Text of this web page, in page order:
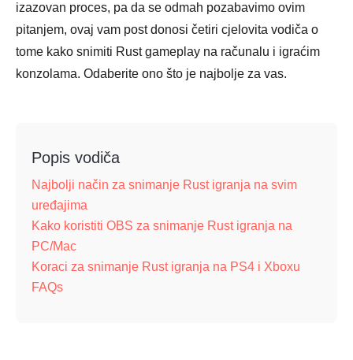
izazovan proces, pa da se odmah pozabavimo ovim
pitanjem, ovaj vam post donosi četiri cjelovita vodiča o
tome kako snimiti Rust gameplay na računalu i igraćim
konzolama. Odaberite ono što je najbolje za vas.
Popis vodiča
Najbolji način za snimanje Rust igranja na svim
uređajima
Kako koristiti OBS za snimanje Rust igranja na
PC/Mac
Koraci za snimanje Rust igranja na PS4 i Xboxu
FAQs